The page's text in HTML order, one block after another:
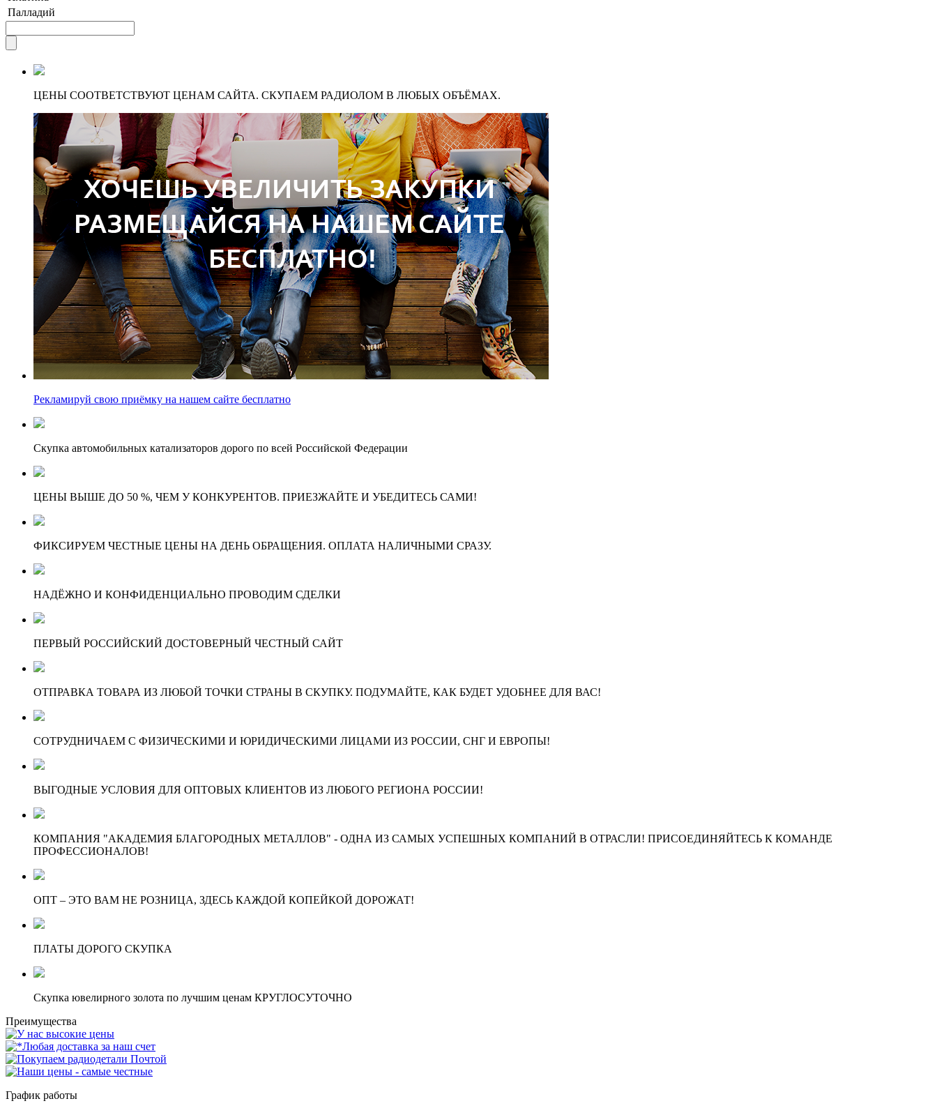
Палладий
ЦЕНЫ СООТВЕТСТВУЮТ ЦЕНАМ САЙТА. СКУПАЕМ РАДИОЛОМ В ЛЮБЫХ ОБЪЁМАХ.
Рекламируй свою приёмку на нашем сайте бесплатно
Скупка автомобильных катализаторов дорого по всей Российской Федерации
ЦЕНЫ ВЫШЕ ДО 50 %, ЧЕМ У КОНКУРЕНТОВ. ПРИЕЗЖАЙТЕ И УБЕДИТЕСЬ САМИ!
ФИКСИРУЕМ ЧЕСТНЫЕ ЦЕНЫ НА ДЕНЬ ОБРАЩЕНИЯ. ОПЛАТА НАЛИЧНЫМИ СРАЗУ.
НАДЁЖНО И КОНФИДЕНЦИАЛЬНО ПРОВОДИМ СДЕЛКИ
ПЕРВЫЙ РОССИЙСКИЙ ДОСТОВЕРНЫЙ ЧЕСТНЫЙ САЙТ
ОТПРАВКА ТОВАРА ИЗ ЛЮБОЙ ТОЧКИ СТРАНЫ В СКУПКУ. ПОДУМАЙТЕ, КАК БУДЕТ УДОБНЕЕ ДЛЯ ВАС!
СОТРУДНИЧАЕМ С ФИЗИЧЕСКИМИ И ЮРИДИЧЕСКИМИ ЛИЦАМИ ИЗ РОССИИ, СНГ И ЕВРОПЫ!
ВЫГОДНЫЕ УСЛОВИЯ ДЛЯ ОПТОВЫХ КЛИЕНТОВ ИЗ ЛЮБОГО РЕГИОНА РОССИИ!
КОМПАНИЯ "АКАДЕМИЯ БЛАГОРОДНЫХ МЕТАЛЛОВ" - ОДНА ИЗ САМЫХ УСПЕШНЫХ КОМПАНИЙ В ОТРАСЛИ! ПРИСОЕДИНЯЙТЕСЬ К КОМАНДЕ
ПРОФЕССИОНАЛОВ!
ОПТ – ЭТО ВАМ НЕ РОЗНИЦА, ЗДЕСЬ КАЖДОЙ КОПЕЙКОЙ ДОРОЖАТ!
ПЛАТЫ ДОРОГО СКУПКА
Скупка ювелирного золота по лучшим ценам КРУГЛОСУТОЧНО
Преимущества
График работы